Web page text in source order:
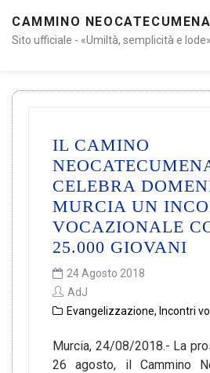
CAMMINO
Sito ufficiale - «Umiltà, semplicità e lode»
IL CAMINO
CELEBRA
MURCIA UN
VOCAZIONALE
25.000 GIOVANI
24 Agosto 2018
AdJ
Evangelizzazione, Incontri
Murcia, 24/08/2018.- La
26 agosto, il Cammino